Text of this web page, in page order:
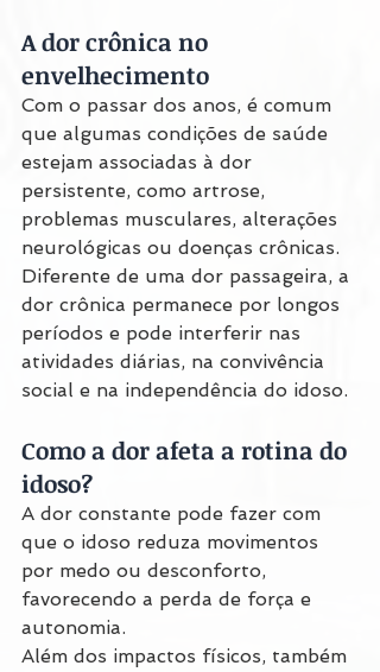
A dor crônica no
envelhecimento
Com o passar dos anos, é comum
que algumas condições de saúde
estejam associadas à dor
persistente, como artrose,
problemas musculares, alterações
neurológicas ou doenças crônicas.
Diferente de uma dor passageira, a
dor crônica permanece por longos
períodos e pode interferir nas
atividades diárias, na convivência
social e na independência do idoso.
Como a dor afeta a rotina do
idoso?
A dor constante pode fazer com
que o idoso reduza movimentos
por medo ou desconforto,
favorecendo a perda de força e
autonomia.
Além dos impactos físicos, também